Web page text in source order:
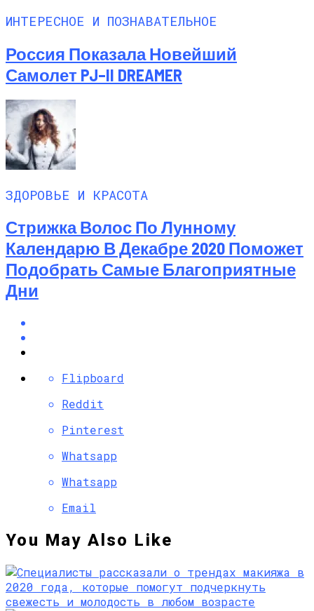
ИНТЕРЕСНОЕ И ПОЗНАВАТЕЛЬНОЕ
Россия Показала Новейший
Самолет PJ–II DREAMER
ЗДОРОВЬЕ И КРАСОТА
Стрижка Волос По Лунному
Календарю В Декабре 2020 Поможет
Подобрать Самые Благоприятные
Дни
Flipboard
Reddit
Pinterest
Whatsapp
Whatsapp
Email
You May Also Like